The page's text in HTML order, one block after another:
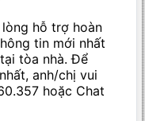
để xây dựng một môi
lai
giải trí lớn nhất nhì Hà
cùng những tiện ích nội
đến cho quý khách
đại, đầy đủ và những
không gian chỉ có tại dự
hỗ trợ hoàn
tin mới nhất
tòa nhà. Để
anh/chị vui
hoặc Chat